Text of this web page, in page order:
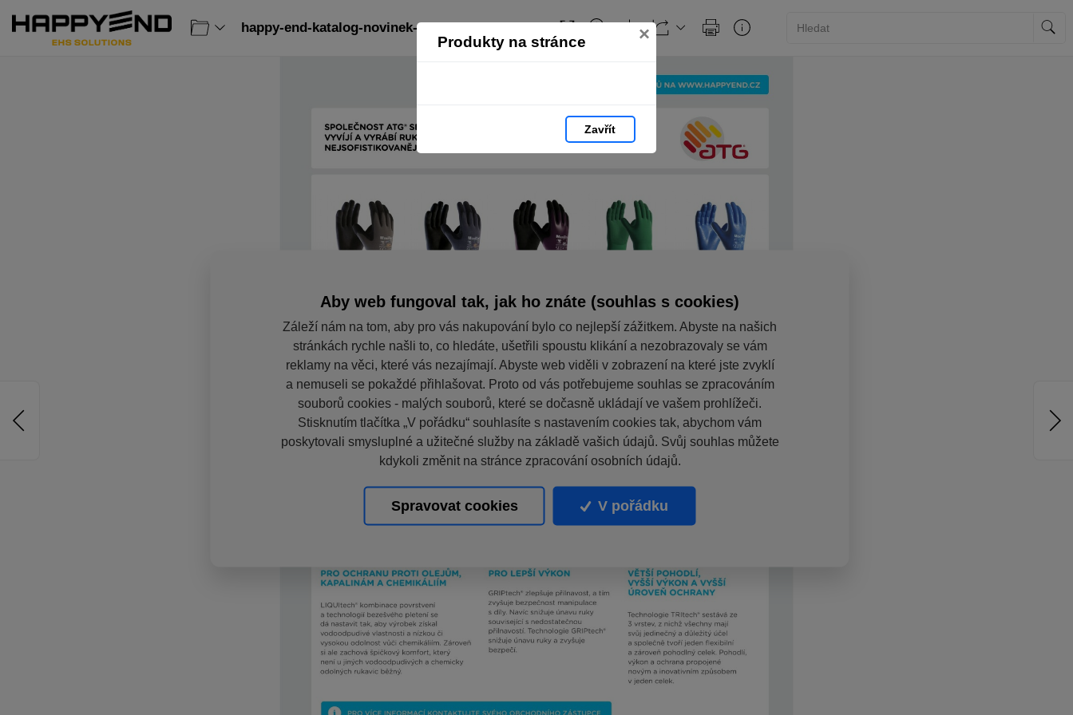
Produkty na stránce ×
Zavřít
happy-end-katalog-novinek-2024-cz: strana 21
Aby web fungoval tak, jak ho znáte (souhlas s cookies)
Záleží nám na tom, aby pro vás nakupování bylo co nejlepší zážitkem. Abyste na našich
stránkách rychle našli to, co hledáte, ušetřili spoustu klikání a nezobrazovaly se vám
reklamy na věci, které vás nezajímají. Abyste web viděli v zobrazení na které jste zvyklí
a nemuseli se pokaždé přihlašovat. Proto od vás potřebujeme souhlas se zpracováním
souborů cookies - malých souborů, které se dočasně ukládají ve vašem prohlížeči.
Stisknutím tlačítka „V pořádku“ souhlasíte s nastavením cookies tak, abychom vám
poskytovali smysluplné a užitečné služby na základě vašich údajů. Svůj souhlas můžete
kdykoli změnit na stránce zpracování osobních údajů.
Spravovat cookies V pořádku